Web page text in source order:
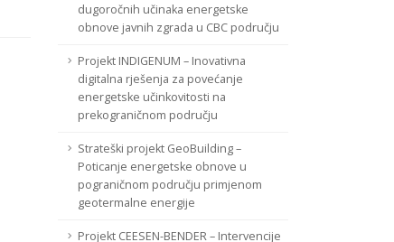
dugoročnih učinaka energetske
obnove javnih zgrada u CBC području
Projekt INDIGENUM – Inovativna
digitalna rješenja za povećanje
energetske učinkovitosti na
prekograničnom području
Strateški projekt GeoBuilding –
Poticanje energetske obnove u
pograničnom području primjenom
geotermalne energije
Projekt CEESEN-BENDER – Intervencije